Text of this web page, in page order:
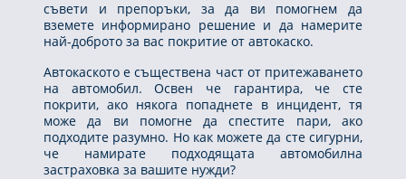
съвети и препоръки, за да ви помогнем да
вземете информирано решение и да намерите
най-доброто за вас покритие от автокаско.
Автокаското е съществена част от притежаването
на автомобил. Освен че гарантира, че сте
покрити, ако някога попаднете в инцидент, тя
може да ви помогне да спестите пари, ако
подходите разумно. Но как можете да сте сигурни,
че намирате подходящата автомобилна
застраховка за вашите нужди?